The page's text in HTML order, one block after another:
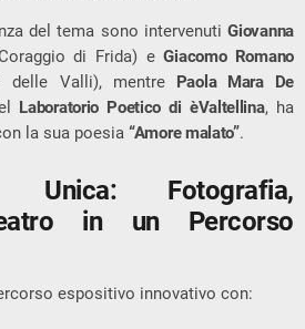
del tema sono intervenutiGiovanna
di Frida) eGiacomo Romano
Valli), mentre Paola Mara De
Laboratorio Poetico di èValtellina, ha
la sua poesia “Amore malato”.
Unica: Fotografia,
in un Percorso
espositivo innovativo con: